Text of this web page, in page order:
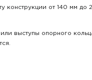
от 140 мм до
выступы опорного